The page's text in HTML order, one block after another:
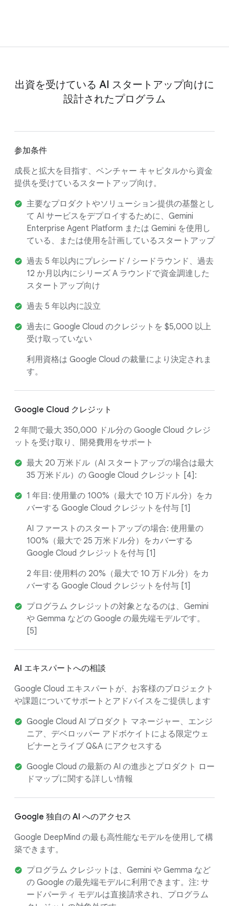
出資を受けている AI スタートアップ向けに
設計されたプログラム
参加条件
成長と拡大を目指す、ベンチャー キャピタルから資金
提供を受けているスタートアップ向け。
主要なプロダクトやソリューション提供の基盤とし
て AI サービスをデプロイするために、Gemini
Enterprise Agent Platform または Gemini を使用し
ている、または使用を計画しているスタートアップ
過去 5 年以内にプレシード / シードラウンド、過去
12 か月以内にシリーズ A ラウンドで資金調達した
スタートアップ向け
過去 5 年以内に設立
過去に Google Cloud のクレジットを $5,000 以上
受け取っていない
利用資格は Google Cloud の裁量により決定されま
す。
Google Cloud クレジット
2 年間で最大 350,000 ドル分の Google Cloud クレジ
ットを受け取り、開発費用をサポート
最大 20 万米ドル（AI スタートアップの場合は最大
35 万米ドル）の Google Cloud クレジット [4]:
1 年目: 使用量の 100%（最大で 10 万ドル分）をカ
バーする Google Cloud クレジットを付与 [1]
AI ファーストのスタートアップの場合: 使用量の
100%（最大で 25 万米ドル分）をカバーする
Google Cloud クレジットを付与 [1]
2 年目: 使用料の 20%（最大で 10 万ドル分）をカ
バーする Google Cloud クレジットを付与 [1]
プログラム クレジットの対象となるのは、Gemini
や Gemma などの Google の最先端モデルです。
[5]
AI エキスパートへの相談
Google Cloud エキスパートが、お客様のプロジェクト
や課題についてサポートとアドバイスをご提供します
Google Cloud AI プロダクト マネージャー、エンジ
ニア、デベロッパー アドボケイトによる限定ウェ
ビナーとライブ Q&A にアクセスする
Google Cloud の最新の AI の進歩とプロダクト ロー
ドマップに関する詳しい情報
Google 独自の AI へのアクセス
Google DeepMind の最も高性能なモデルを使用して構
築できます。
プログラム クレジットは、Gemini や Gemma など
の Google の最先端モデルに利用できます。注: サ
ードパーティ モデルは直接請求され、プログラム